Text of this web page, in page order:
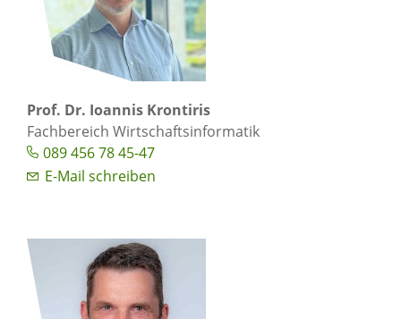
Prof. Dr. Ioannis Krontiris
Fachbereich Wirtschaftsinformatik
089 456 78 45-47
E-Mail schreiben